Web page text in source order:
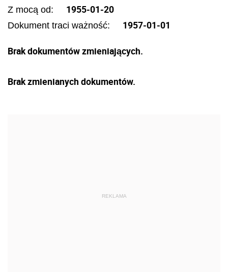
Z mocą od: 1955-01-20
Dokument traci ważność: 1957-01-01
Brak dokumentów zmieniających.
Brak zmienianych dokumentów.